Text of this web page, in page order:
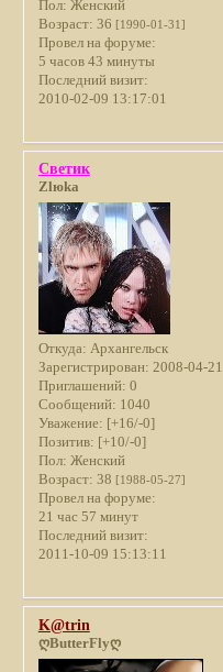
Пол: Женский
Возраст: 36 [1990-01-31]
Провел на форуме:
5 часов 43 минуты
Последний визит:
2010-02-09 13:17:01
Светик
Zlюka
Откуда: Архангельск
Зарегистрирован: 2008-04-21
Приглашений: 0
Сообщений: 1040
Уважение: [+16/-0]
Позитив: [+10/-0]
Пол: Женский
Возраст: 38 [1988-05-27]
Провел на форуме:
21 час 57 минут
Последний визит:
2011-10-09 15:13:11
K@trin
ღButterFlyღ